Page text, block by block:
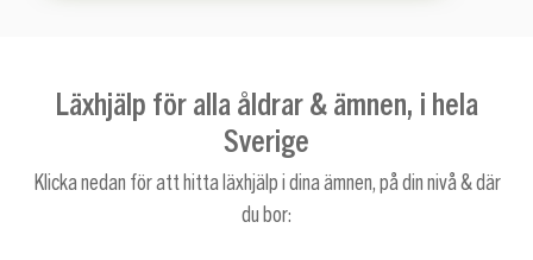
Läxhjälp för alla åldrar & ämnen, i hela
Sverige
Klicka nedan för att hitta läxhjälp i dina ämnen, på din nivå & där
du bor: